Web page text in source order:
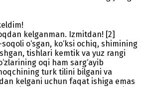
kelganman. Izmitdan! [2]
o‘sgan, ko‘ksi ochiq, shimining
tishlari kemtik va yuz rangi
oqi ham sarg‘ayib
turk tilini bilgani va
kelgani uchun faqat ishiga emas